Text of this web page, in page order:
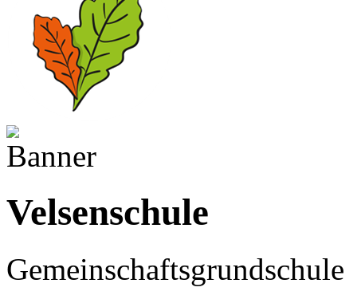
Velsenschule
Gemeinschaftsgrundschule